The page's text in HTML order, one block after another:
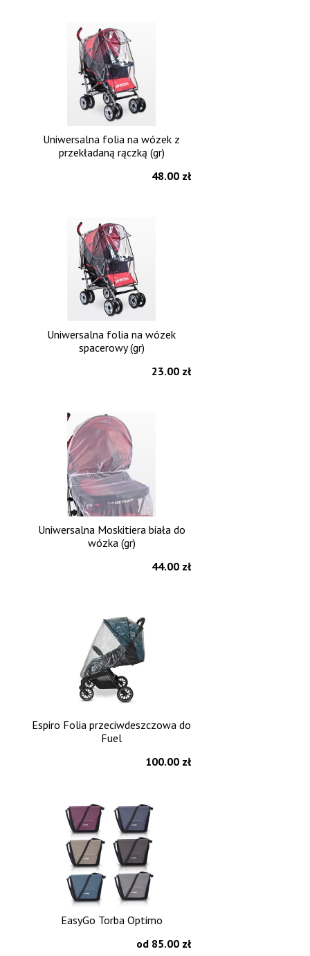
Uniwersalna folia na wózek z
przekładaną rączką (gr)
48.00 zł
Uniwersalna folia na wózek
spacerowy (gr)
23.00 zł
Uniwersalna Moskitiera biała do
wózka (gr)
44.00 zł
Espiro Folia przeciwdeszczowa do
Fuel
100.00 zł
EasyGo Torba Optimo
od 85.00 zł